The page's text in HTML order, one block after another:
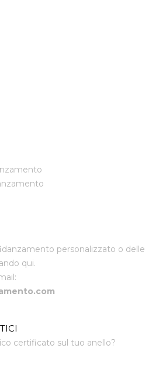
personalizzato o delle
qui.
certificato sul tuo anello?